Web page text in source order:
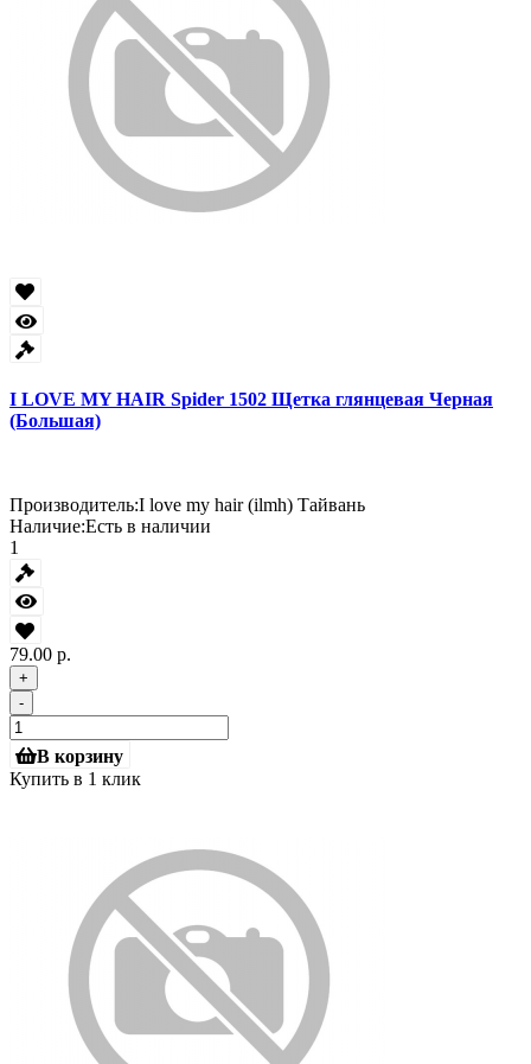
I LOVE MY HAIR Spider 1502 Щетка глянцевая Черная
(Большая)
Производитель:I love my hair (ilmh) Тайвань
Наличие:Есть в наличии
1
79.00 р.
+
-
В корзину
Купить в 1 клик